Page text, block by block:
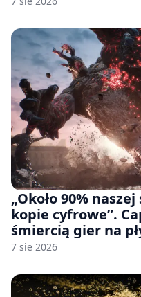
„Około 90%
kopie cyfrowe”.
śmiercią gier na
7 sie 2026